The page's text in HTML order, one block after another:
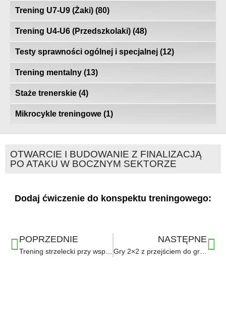
Trening U7-U9 (Żaki) (80)
Trening U4-U6 (Przedszkolaki) (48)
Testy sprawności ogólnej i specjalnej (12)
Trening mentalny (13)
Staże trenerskie (4)
Mikrocykle treningowe (1)
OTWARCIE I BUDOWANIE Z FINALIZACJĄ
PO ATAKU W BOCZNYM SEKTORZE
Dodaj ćwiczenie do konspektu treningowego:
POPRZEDNIE NASTĘPNE